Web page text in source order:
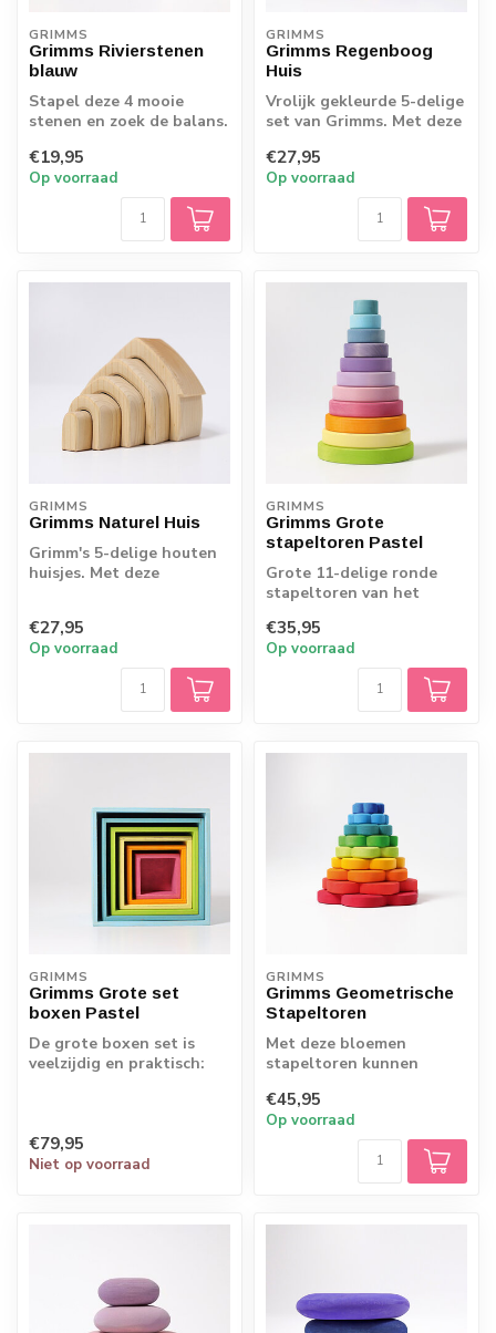
GRIMMS
Grimms Rivierstenen
blauw
Stapel deze 4 mooie
stenen en zoek de balans.
mooi glad af...
€19,95
Op voorraad
GRIMMS
Grimms Regenboog
Huis
Vrolijk gekleurde 5-delige
set van Grimms. Met deze
het ...
€27,95
Op voorraad
GRIMMS
Grimms Naturel Huis
Grimm's 5-delige houten
huisjes. Met deze
€27,95
Op voorraad
GRIMMS
Grimms Grote
stapeltoren Pastel
Grote 11-delige ronde
stapeltoren van het
met een prachtig ...
€35,95
Op voorraad
GRIMMS
Grimms Grote set
boxen Pastel
De grote boxen set is
veelzijdig en praktisch:
€79,95
Niet op voorraad
GRIMMS
Grimms Geometrische
Stapeltoren
Met deze bloemen
stapeltoren kunnen
kleuren sorteren en
stape...
€45,95
Op voorraad